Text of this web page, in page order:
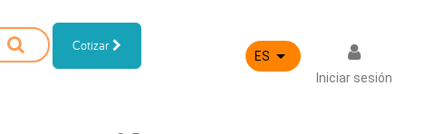
Cotizar
ES 
Iniciar sesión